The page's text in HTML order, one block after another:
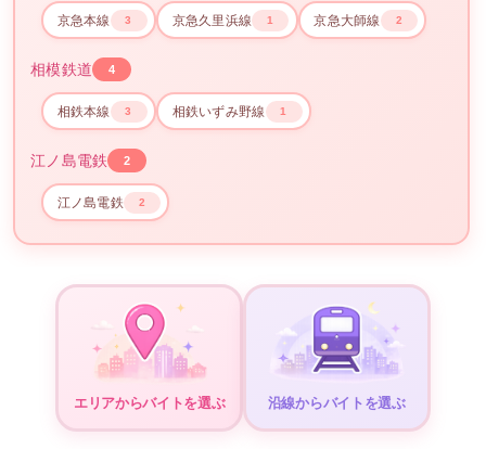
京急本線 3 京急久里浜線 1 京急大師線 2
相模鉄道 4
相鉄本線 3 相鉄いずみ野線 1
江ノ島電鉄 2
江ノ島電鉄 2
エリアからバイトを選ぶ 沿線からバイトを選ぶ